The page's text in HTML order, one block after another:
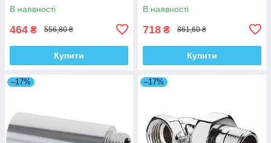
В наявності
464 ₴ 556,80 ₴
Купити
В наявності
718 ₴ 861,60 ₴
Купити
–17% –17%